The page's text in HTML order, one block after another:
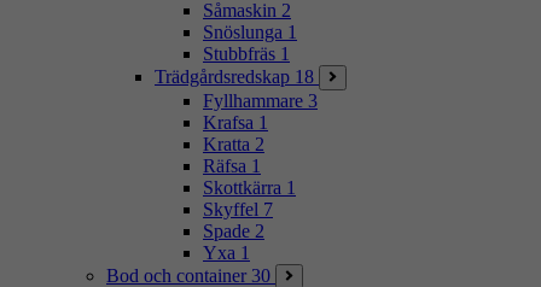
Såmaskin 2
Snöslunga 1
Stubbfräs 1
Trädgårdsredskap 18
Fyllhammare 3
Krafsa 1
Kratta 2
Räfsa 1
Skottkärra 1
Skyffel 7
Spade 2
Yxa 1
Bod och container 30